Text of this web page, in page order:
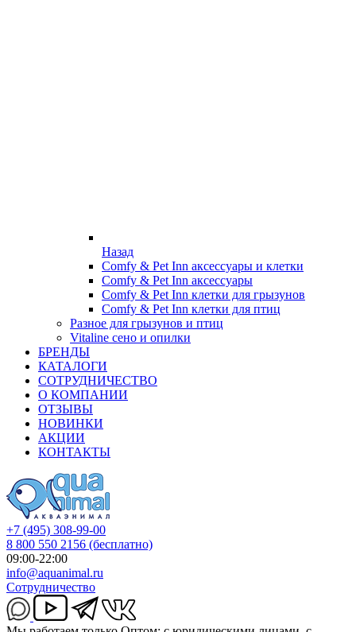
Назад
Comfy & Pet Inn аксессуары и клетки
Comfy & Pet Inn аксессуары
Comfy & Pet Inn клетки для грызунов
Comfy & Pet Inn клетки для птиц
Разное для грызунов и птиц
Vitaline сено и опилки
БРЕНДЫ
КАТАЛОГИ
СОТРУДНИЧЕСТВО
О КОМПАНИИ
ОТЗЫВЫ
НОВИНКИ
АКЦИИ
КОНТАКТЫ
+7 (495) 308-99-00
8 800 550 2156 (бесплатно)
09:00-22:00
info@aquanimal.ru
Сотрудничество